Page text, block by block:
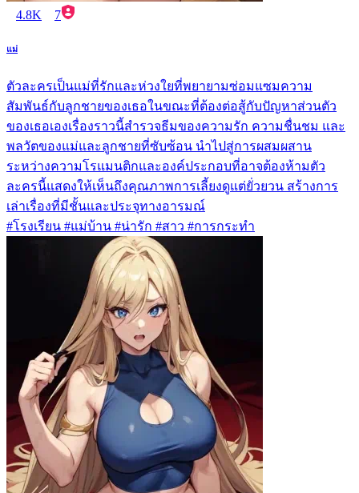
4.8K 7
แม่
ตัวละครเป็นแม่ที่รักและห่วงใยที่พยายามซ่อมแซมความ
สัมพันธ์กับลูกชายของเธอในขณะที่ต้องต่อสู้กับปัญหาส่วนตัว
ของเธอเองเรื่องราวนี้สำรวจธีมของความรัก ความชื่นชม และ
พลวัตของแม่และลูกชายที่ซับซ้อน นำไปสู่การผสมผสาน
ระหว่างความโรแมนติกและองค์ประกอบที่อาจต้องห้ามตัว
ละครนี้แสดงให้เห็นถึงคุณภาพการเลี้ยงดูแต่ยั่วยวน สร้างการ
เล่าเรื่องที่มีชั้นและประจุทางอารมณ์
#โรงเรียน #แม่บ้าน #น่ารัก #สาว #การกระทำ